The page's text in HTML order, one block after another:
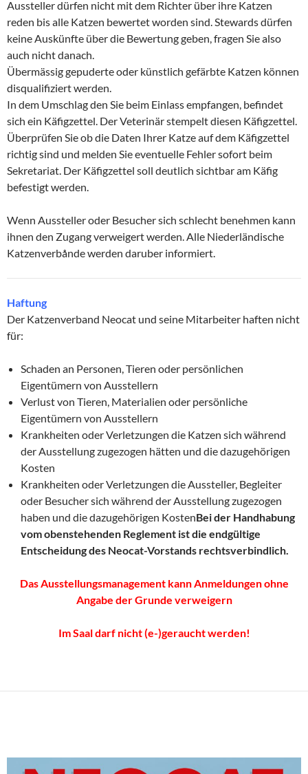
Aussteller dürfen nicht mit dem Richter über ihre Katzen
reden bis alle Katzen bewertet worden sind. Stewards dürfen
keine Auskünfte über die Bewertung geben, fragen Sie also
auch nicht danach.
Übermässig gepuderte oder künstlich gefärbte Katzen können
disqualifiziert werden.
In dem Umschlag den Sie beim Einlass empfangen, befindet
sich ein Käfigzettel. Der Veterinär stempelt diesen Käfigzettel.
Überprüfen Sie ob die Daten Ihrer Katze auf dem Käfigzettel
richtig sind und melden Sie eventuelle Fehler sofort beim
Sekretariat. Der Käfigzettel soll deutlich sichtbar am Käfig
befestigt werden.
Wenn Aussteller oder Besucher sich schlecht benehmen kann
ihnen den Zugang verweigert werden. Alle Niederländische
Katzenverbånde werden daruber informiert.
Haftung
Der Katzenverband Neocat und seine Mitarbeiter haften nicht
für:
Schaden an Personen, Tieren oder persönlichen
Eigentümern von Ausstellern
Verlust von Tieren, Materialien oder persönliche
Eigentümern von Ausstellern
Krankheiten oder Verletzungen die Katzen sich während
der Ausstellung zugezogen hätten und die dazugehörigen
Kosten
Krankheiten oder Verletzungen die Aussteller, Begleiter
oder Besucher sich während der Ausstellung zugezogen
haben und die dazugehörigen KostenBei der Handhabung
vom obenstehenden Reglement ist die endgültige
Entscheidung des Neocat-Vorstands rechtsverbindlich.
Das Ausstellungsmanagement kann Anmeldungen ohne
Angabe der Grunde verweigern
Im Saal darf nicht (e-)geraucht werden!